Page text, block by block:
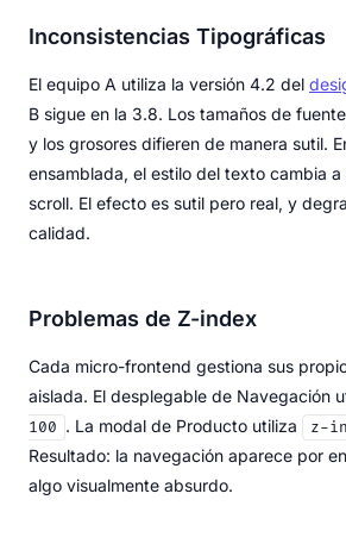
Inconsistencias Tipográficas
El equipo A utiliza la versión 4.2 del
B sigue en la 3.8. Los tamaños de
y los grosores difieren de manera sutil.
ensamblada, el estilo del texto cambia
scroll. El efecto es sutil pero real, y
calidad.
Problemas de Z-index
Cada micro-frontend gestiona sus
aislada. El desplegable de Navegación
100 . La modal de Producto utiliza z-
Resultado: la navegación aparece por
algo visualmente absurdo.